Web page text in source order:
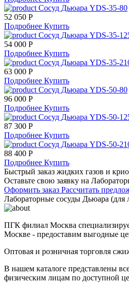
Сосуд Дьюара YDS-35-80
52 050 Р
Подробнее Купить
Сосуд Дьюара YDS-35-
54 000 Р
Подробнее Купить
Сосуд Дьюара YDS-35-
63 000 Р
Подробнее Купить
Сосуд Дьюара YDS-50-80
96 000 Р
Подробнее Купить
Сосуд Дьюара YDS-50-
87 300 Р
Подробнее Купить
Сосуд Дьюара YDS-50-
88 400 Р
Подробнее Купить
Быстрый заказ жидких газов и
Оставьте свою заявку на
Оформить заказ Рассчитать
Лабораторные сосуды Дьюара (для
ПГК филиал Москва
Москве - предоставим выгодные
Оптовая и розничная торговля
В нашем каталоге представлены
физическим лицам по доступной